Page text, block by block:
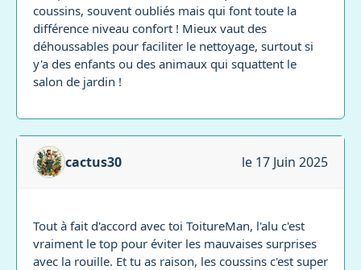
coussins, souvent oubliés mais qui font toute la
différence niveau confort ! Mieux vaut des
déhoussables pour faciliter le nettoyage, surtout si
y'a des enfants ou des animaux qui squattent le
salon de jardin !
cactus30 le 17 Juin 2025
Tout à fait d'accord avec toi ToitureMan, l'alu c'est
vraiment le top pour éviter les mauvaises surprises
avec la rouille. Et tu as raison, les coussins c'est super